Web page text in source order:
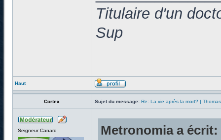
Titulaire d'un
Sup
Haut
Cortex Sujet du message: Re: La vie après la mort? |
Seigneur Canard Metronomia a écrit: